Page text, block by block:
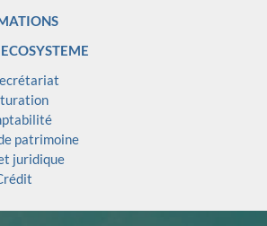
ECOSYSTEME
patrimoine
juridique